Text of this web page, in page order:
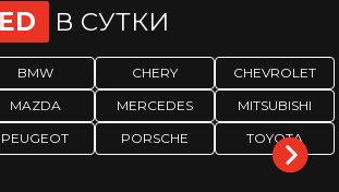
В СУТКИ
BMW CHERY
CHEVROLET
MAZDA MERCEDES
MITSUBISHI
PEUGEOT PORSCHE TOYOTA